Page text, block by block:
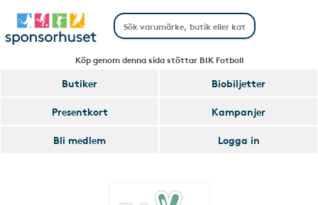
Köp genom denna sida stöttar BIK Fotboll
Butiker
Biobiljetter
Presentkort
Kampanjer
Bli medlem
Logga in